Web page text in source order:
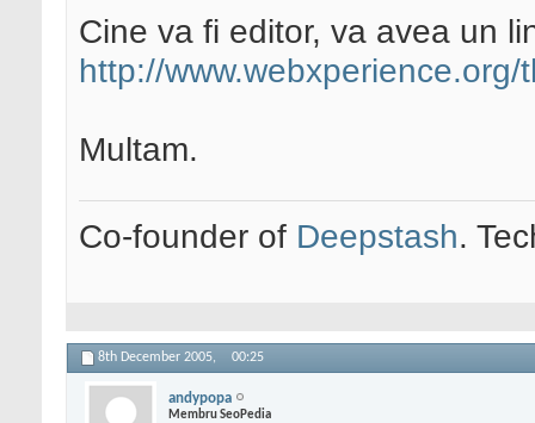
Cine va fi editor, va avea un
http://www.webxperience.org/
Multam.
Co-founder of Deepstash.
8th December 2005, 00:25
andypopa
Membru SeoPedia